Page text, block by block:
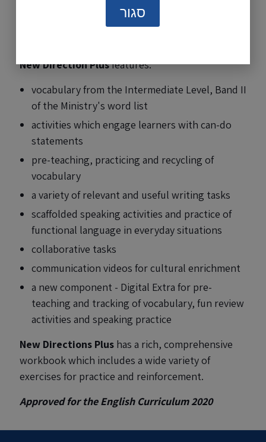
high-level 8th grade students who are at the
Intermediate (A2) level. It meets the requirements
New Direction Plusfeatures:
vocabulary from the Intermediate Level, Band II
of the Ministry's word list
activities which engage learners with can-do
statements
pre-teaching, practicing and recycling of
vocabulary
a variety of relevant and useful writing tasks
scaffolded speaking activities and practice of
functional language in everyday situations
collaborative tasks
communication videos for cultural enrichment
a new component - Digital Extra for pre-
teaching and tracking of vocabulary, fun review
activities and speaking practice
New Directions Plus has a rich, comprehensive
workbook which includes a wide variety of
exercises for practice and reinforcement.
Approved for the English Curriculum 2020
סגור